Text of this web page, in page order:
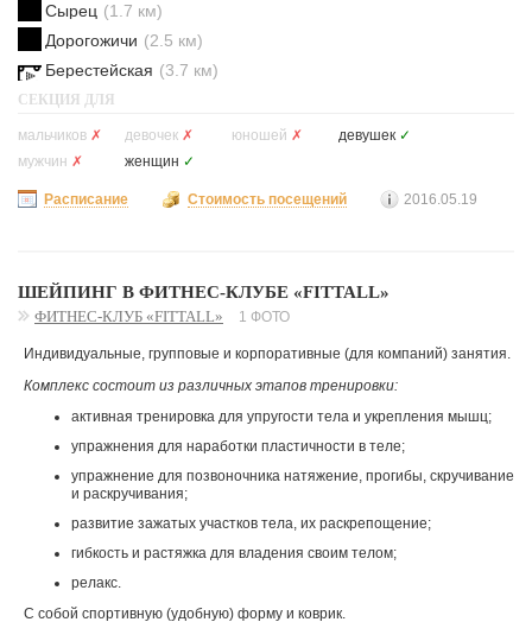
Сырец (1.7 км)
Дорогожичи (2.5 км)
Берестейская (3.7 км)
СЕКЦИЯ ДЛЯ
мальчиков ✗ девочек ✗ юношей ✗ девушек ✓
мужчин ✗ женщин ✓
Расписание Стоимость посещений 2016.05.19
ШЕЙПИНГ В ФИТНЕС-КЛУБЕ «FITTALL»
ФИТНЕС-КЛУБ «FITTALL» 1 ФОТО
Индивидуальные, групповые и корпоративные (для компаний) занятия.
Комплекс состоит из различных этапов тренировки:
активная тренировка для упругости тела и укрепления мышц;
упражнения для наработки пластичности в теле;
упражнение для позвоночника натяжение, прогибы, скручивание
и раскручивания;
развитие зажатых участков тела, их раскрепощение;
гибкость и растяжка для владения своим телом;
релакс.
С собой спортивную (удобную) форму и коврик.